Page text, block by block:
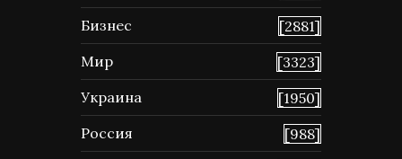
Бизнес
[2881]
Мир
[3323]
Украина
[1950]
Россия
[988]